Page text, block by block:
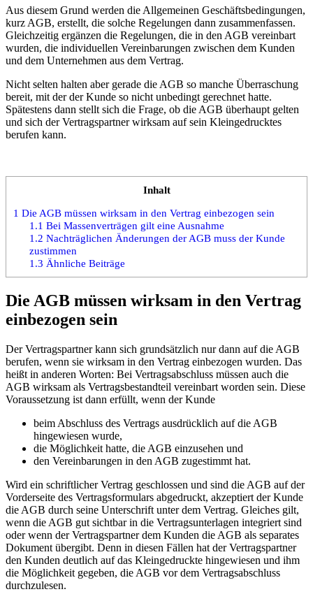
Aus diesem Grund werden die Allgemeinen Geschäftsbedingungen,
kurz AGB, erstellt, die solche Regelungen dann zusammenfassen.
Gleichzeitig ergänzen die Regelungen, die in den AGB vereinbart
wurden, die individuellen Vereinbarungen zwischen dem Kunden
und dem Unternehmen aus dem Vertrag.
Nicht selten halten aber gerade die AGB so manche Überraschung
bereit, mit der der Kunde so nicht unbedingt gerechnet hatte.
Spätestens dann stellt sich die Frage, ob die AGB überhaupt gelten
und sich der Vertragspartner wirksam auf sein Kleingedrucktes
berufen kann.
Inhalt
1 Die AGB müssen wirksam in den Vertrag einbezogen sein
1.1 Bei Massenverträgen gilt eine Ausnahme
1.2 Nachträglichen Änderungen der AGB muss der Kunde
zustimmen
1.3 Ähnliche Beiträge
Die AGB müssen wirksam in den Vertrag
einbezogen sein
Der Vertragspartner kann sich grundsätzlich nur dann auf die AGB
berufen, wenn sie wirksam in den Vertrag einbezogen wurden. Das
heißt in anderen Worten: Bei Vertragsabschluss müssen auch die
AGB wirksam als Vertragsbestandteil vereinbart worden sein. Diese
Voraussetzung ist dann erfüllt, wenn der Kunde
beim Abschluss des Vertrags ausdrücklich auf die AGB
hingewiesen wurde,
die Möglichkeit hatte, die AGB einzusehen und
den Vereinbarungen in den AGB zugestimmt hat.
Wird ein schriftlicher Vertrag geschlossen und sind die AGB auf der
Vorderseite des Vertragsformulars abgedruckt, akzeptiert der Kunde
die AGB durch seine Unterschrift unter dem Vertrag. Gleiches gilt,
wenn die AGB gut sichtbar in die Vertragsunterlagen integriert sind
oder wenn der Vertragspartner dem Kunden die AGB als separates
Dokument übergibt. Denn in diesen Fällen hat der Vertragspartner
den Kunden deutlich auf das Kleingedruckte hingewiesen und ihm
die Möglichkeit gegeben, die AGB vor dem Vertragsabschluss
durchzulesen.